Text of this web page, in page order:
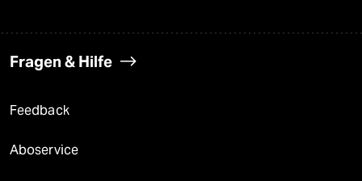
Fragen & Hilfe
Feedback
Aboservice